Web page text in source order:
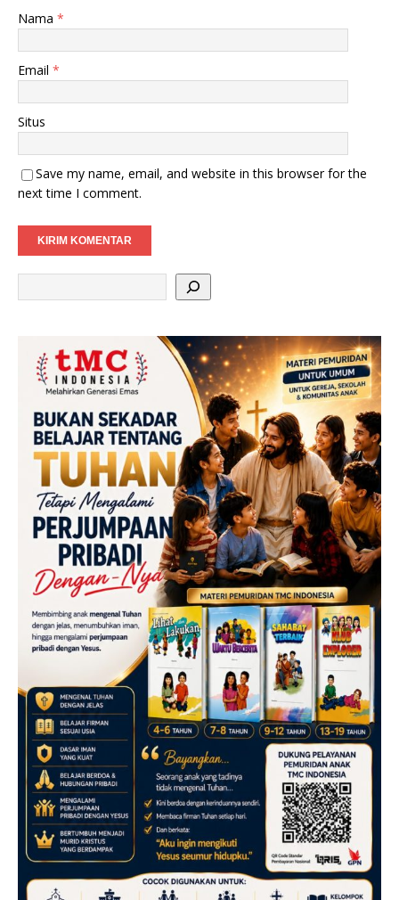
Nama *
Email *
Situs
Save my name, email, and website in this browser for the
next time I comment.